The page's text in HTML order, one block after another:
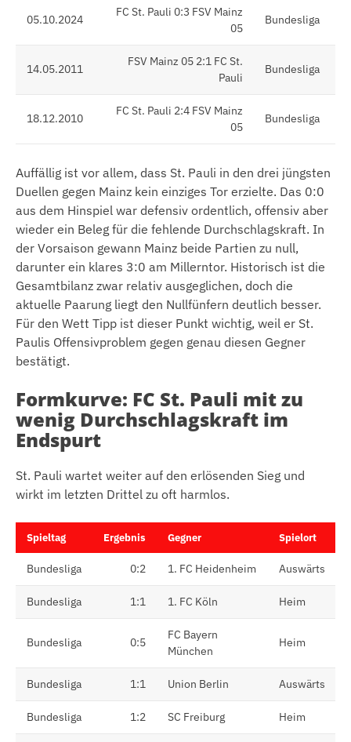
05.10.2024
FC St. Pauli 0:3 FSV Mainz
05
Bundesliga
14.05.2011
FSV Mainz 05 2:1 FC St.
Pauli
Bundesliga
18.12.2010
FC St. Pauli 2:4 FSV Mainz
05
Bundesliga
Auffällig ist vor allem, dass St. Pauli in den drei jüngsten
Duellen gegen Mainz kein einziges Tor erzielte. Das 0:0
aus dem Hinspiel war defensiv ordentlich, offensiv aber
wieder ein Beleg für die fehlende Durchschlagskraft. In
der Vorsaison gewann Mainz beide Partien zu null,
darunter ein klares 3:0 am Millerntor. Historisch ist die
Gesamtbilanz zwar relativ ausgeglichen, doch die
aktuelle Paarung liegt den Nullfünfern deutlich besser.
Für den Wett Tipp ist dieser Punkt wichtig, weil er St.
Paulis Offensivproblem gegen genau diesen Gegner
bestätigt.
Formkurve: FC St. Pauli mit zu
wenig Durchschlagskraft im
Endspurt
St. Pauli wartet weiter auf den erlösenden Sieg und
wirkt im letzten Drittel zu oft harmlos.
Spieltag Ergebnis Gegner Spielort
Bundesliga 0:2 1. FC Heidenheim Auswärts
Bundesliga 1:1 1. FC Köln Heim
Bundesliga 0:5
FC Bayern
München
Heim
Bundesliga 1:1 Union Berlin Auswärts
Bundesliga 1:2 SC Freiburg Heim